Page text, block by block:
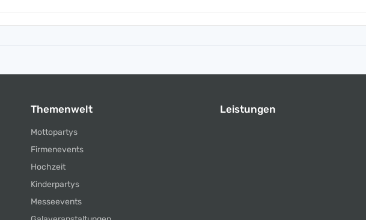
Themenwelt
Mottopartys
Firmenevents
Hochzeit
Kinderpartys
Messeevents
Leistungen